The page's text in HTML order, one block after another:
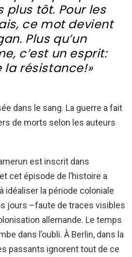
plus tôt. Pour les
ce mot devient
Plus qu’un
c’est un esprit:
la résistance!»
dans le sang. La guerre a fait
de morts selon les auteurs
est inscrit dans
cet épisode de l’histoire a
idéaliser la période coloniale
jours –faute de traces visibles
allemande. Le temps
dans l’oubli. À Berlin, dans la
passants ignorent tout de ce